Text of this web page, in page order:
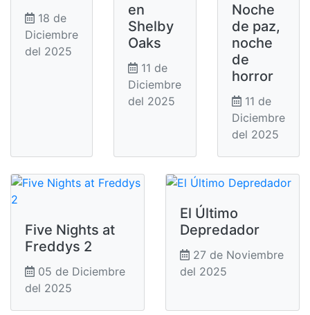
18 de
Diciembre
del 2025
en
Shelby
Oaks
11 de
Diciembre
del 2025
Noche
de paz,
noche
de
horror
11 de
Diciembre
del 2025
Five Nights at
Freddys 2
05 de Diciembre
del 2025
El Último
Depredador
27 de Noviembre
del 2025